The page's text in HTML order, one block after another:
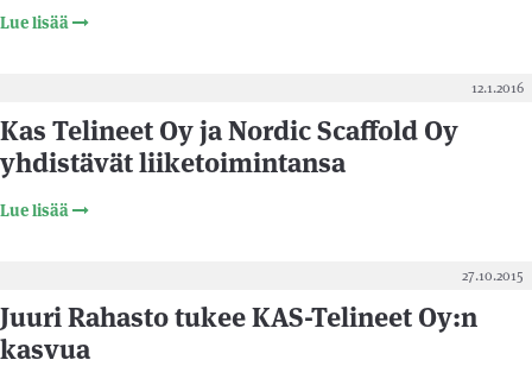
Lue lisää
12.1.2016
Kas Telineet Oy ja Nordic Scaffold Oy
yhdistävät liiketoimintansa
Lue lisää
27.10.2015
Juuri Rahasto tukee KAS-Telineet Oy:n
kasvua